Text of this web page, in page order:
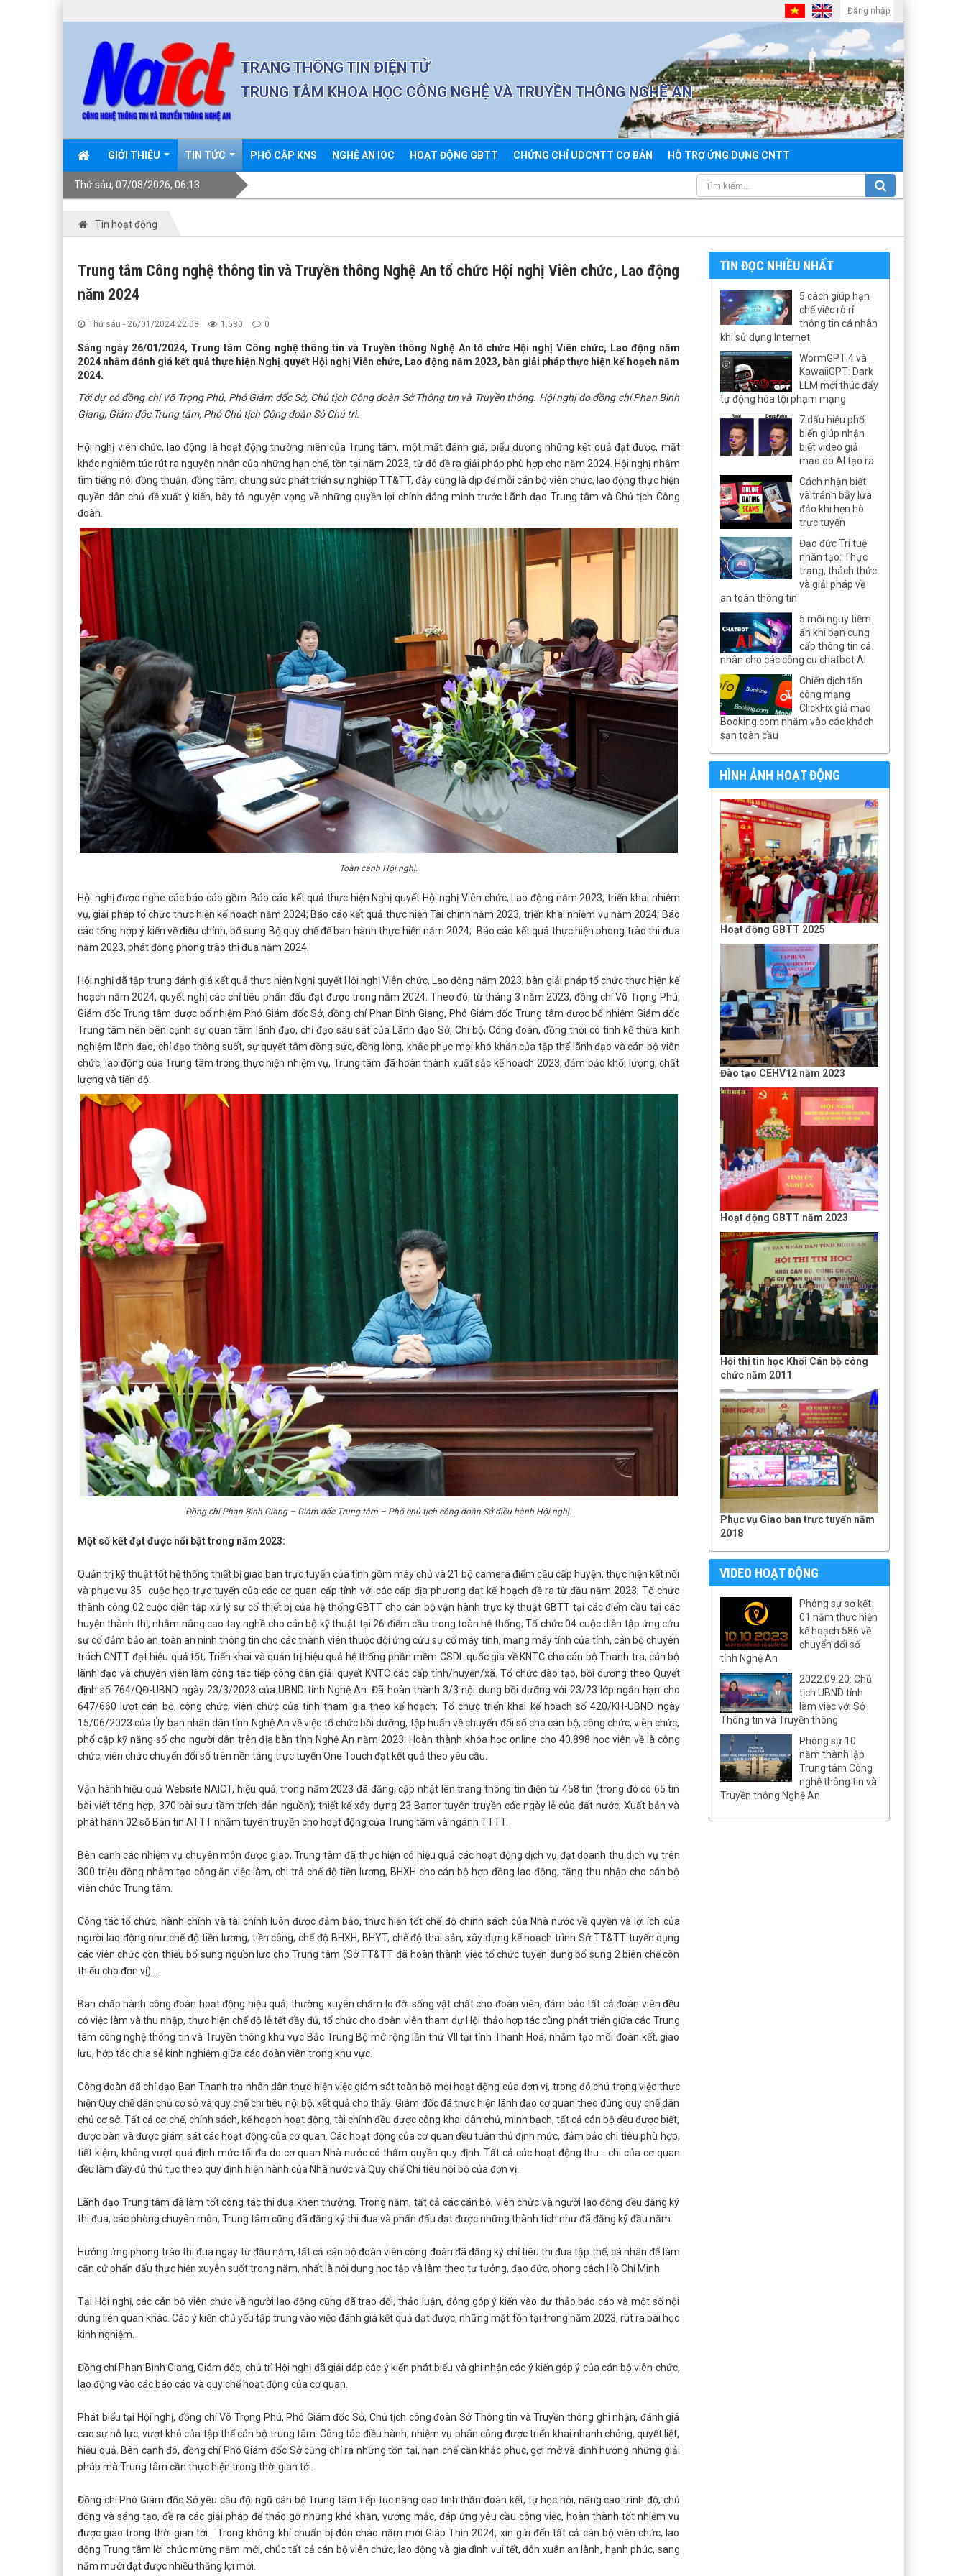
TRANG THÔNG TIN ĐIỆN TỬ
TRUNG TÂM KHOA HỌC CÔNG NGHỆ VÀ TRUYỀN THÔNG NGHỆ AN
GIỚI THIỆU TIN TỨC PHỔ CẬP KNS NGHỆ AN IOC HOẠT ĐỘNG GBTT CHỨNG CHỈ UDCNTT CƠ BẢN HỖ TRỢ ỨNG DỤNG CNTT
Thứ sáu, 07/08/2026, 06:13
Đăng nhập
Tin hoạt động
Trung tâm Công nghệ thông tin và Truyền thông Nghệ An tổ chức Hội nghị Viên chức, Lao động
năm 2024
Thứ sáu - 26/01/2024 22:08 1.580 0
Sáng ngày 26/01/2024, Trung tâm Công nghệ thông tin và Truyền thông Nghệ An tổ chức Hội nghị Viên chức, Lao động năm
2024 nhằm đánh giá kết quả thực hiện Nghị quyết Hội nghị Viên chức, Lao động năm 2023, bàn giải pháp thực hiện kế hoạch năm
2024.
Tới dự có đồng chí Võ Trọng Phú, Phó Giám đốc Sở, Chủ tịch Công đoàn Sở Thông tin và Truyền thông. Hội nghị do đồng chí Phan Bình
Giang, Giám đốc Trung tâm, Phó Chủ tịch Công đoàn Sở Chủ trì.
Hội nghị viên chức, lao động là hoạt động thường niên của Trung tâm, một mặt đánh giá, biểu dương những kết quả đạt được, mặt
khác nghiêm túc rút ra nguyên nhân của những hạn chế, tồn tại năm 2023, từ đó đề ra giải pháp phù hợp cho năm 2024. Hội nghị nhằm
tìm tiếng nói đồng thuận, đồng tâm, chung sức phát triển sự nghiệp TT&TT, đây cũng là dịp để mỗi cán bộ viên chức, lao động thực hiện
quyền dân chủ đề xuất ý kiến, bày tỏ nguyện vọng về những quyền lợi chính đáng mình trước Lãnh đạo Trung tâm và Chủ tịch Công
đoàn.
Toàn cảnh Hội nghị.
Hội nghị được nghe các báo cáo gồm: Báo cáo kết quả thực hiện Nghị quyết Hội nghị Viên chức, Lao động năm 2023, triển khai nhiệm
vụ, giải pháp tổ chức thực hiện kế hoạch năm 2024; Báo cáo kết quả thực hiện Tài chính năm 2023, triển khai nhiệm vụ năm 2024; Báo
cáo tổng hợp ý kiến về điều chỉnh, bổ sung Bộ quy chế để ban hành thực hiện năm 2024; Báo cáo kết quả thực hiện phong trào thi đua
năm 2023, phát động phong trào thi đua năm 2024.
Hội nghị đã tập trung đánh giá kết quả thực hiện Nghị quyết Hội nghị Viên chức, Lao động năm 2023, bàn giải pháp tổ chức thực hiện kế
hoạch năm 2024, quyết nghị các chỉ tiêu phấn đấu đạt được trong năm 2024. Theo đó, từ tháng 3 năm 2023, đồng chí Võ Trọng Phú,
Giám đốc Trung tâm được bổ nhiệm Phó Giám đốc Sở, đồng chí Phan Bình Giang, Phó Giám đốc Trung tâm được bổ nhiệm Giám đốc
Trung tâm nên bên cạnh sự quan tâm lãnh đạo, chỉ đạo sâu sát của Lãnh đạo Sở, Chi bộ, Công đoàn, đồng thời có tính kế thừa kinh
nghiệm lãnh đạo, chỉ đạo thông suốt, sự quyết tâm đồng sức, đồng lòng, khắc phục mọi khó khăn của tập thể lãnh đạo và cán bộ viên
chức, lao động của Trung tâm trong thực hiện nhiệm vụ, Trung tâm đã hoàn thành xuất sắc kế hoạch 2023, đảm bảo khối lượng, chất
lượng và tiến độ.
Đồng chí Phan Bình Giang – Giám đốc Trung tâm – Phó chủ tịch công đoàn Sở điều hành Hội nghị.
Một số kết đạt được nổi bật trong năm 2023:
Quản trị kỹ thuật tốt hệ thống thiết bị giao ban trực tuyến của tỉnh gồm máy chủ và 21 bộ camera điểm cầu cấp huyện, thực hiện kết nối
và phục vụ 35 cuộc họp trực tuyến của các cơ quan cấp tỉnh với các cấp địa phương đạt kế hoạch đề ra từ đầu năm 2023; Tổ chức
thành công 02 cuộc diễn tập xử lý sự cố thiết bị của hệ thống GBTT cho cán bộ vận hành trực kỹ thuật GBTT tại các điểm cầu tại các
huyện thành thị, nhằm nâng cao tay nghề cho cán bộ kỹ thuật tại 26 điểm cầu trong toàn hệ thống; Tổ chức 04 cuộc diễn tập ứng cứu
sự cố đảm bảo an toàn an ninh thông tin cho các thành viên thuộc đội ứng cứu sự cố máy tính, mạng máy tính của tỉnh, cán bộ chuyên
trách CNTT đạt hiệu quả tốt; Triển khai và quản trị hiệu quả hệ thống phần mềm CSDL quốc gia về KNTC cho cán bộ Thanh tra, cán bộ
lãnh đạo và chuyên viên làm công tác tiếp công dân giải quyết KNTC các cấp tỉnh/huyện/xã. Tổ chức đào tạo, bồi dưỡng theo Quyết
định số 764/QĐ-UBND ngày 23/3/2023 của UBND tỉnh Nghệ An: Đã hoàn thành 3/3 nội dung bồi dưỡng với 23/23 lớp ngắn hạn cho
647/660 lượt cán bộ, công chức, viên chức của tỉnh tham gia theo kế hoạch; Tổ chức triển khai kế hoạch số 420/KH-UBND ngày
15/06/2023 của Ủy ban nhân dân tỉnh Nghệ An về việc tổ chức bồi dưỡng, tập huấn về chuyển đổi số cho cán bộ, công chức, viên chức,
phổ cập kỹ năng số cho người dân trên địa bàn tỉnh Nghệ An năm 2023: Hoàn thành khóa học online cho 40.898 học viên về là công
chức, viên chức chuyển đổi số trên nền tảng trực tuyến One Touch đạt kết quả theo yêu cầu.
Vận hành hiệu quả Website NAICT, hiệu quả, trong năm 2023 đã đăng, cập nhật lên trang thông tin điện tử 458 tin (trong đó có 65 tin
bài viết tổng hợp, 370 bài sưu tầm trích dẫn nguồn); thiết kế xây dựng 23 Baner tuyên truyền các ngày lễ của đất nước; Xuất bản và
phát hành 02 số Bản tin ATTT nhằm tuyên truyền cho hoạt động của Trung tâm và ngành TTTT.
Bên cạnh các nhiệm vụ chuyên môn được giao, Trung tâm đã thực hiện có hiệu quả các hoạt động dịch vụ đạt doanh thu dịch vụ trên
300 triệu đồng nhằm tạo công ăn việc làm, chi trả chế độ tiền lương, BHXH cho cán bộ hợp đồng lao động, tăng thu nhập cho cán bộ
viên chức Trung tâm.
Công tác tổ chức, hành chính và tài chính luôn được đảm bảo, thực hiện tốt chế độ chính sách của Nhà nước về quyền và lợi ích của
người lao động như chế độ tiền lương, tiền công, chế độ BHXH, BHYT, chế độ thai sản, xây dựng kế hoạch trình Sở TT&TT tuyển dụng
các viên chức còn thiếu bổ sung nguồn lực cho Trung tâm (Sở TT&TT đã hoàn thành việc tổ chức tuyển dụng bổ sung 2 biên chế còn
thiếu cho đơn vị)….
Ban chấp hành công đoàn hoạt động hiệu quả, thường xuyên chăm lo đời sống vật chất cho đoàn viên, đảm bảo tất cả đoàn viên đều
có việc làm và thu nhập, thực hiện chế độ lễ tết đầy đủ, tổ chức cho đoàn viên tham dự Hội thảo hợp tác cùng phát triển giữa các Trung
tâm công nghệ thông tin và Truyền thông khu vực Bắc Trung Bộ mở rộng lần thứ VII tại tỉnh Thanh Hoá, nhằm tạo mối đoàn kết, giao
lưu, hớp tác chia sẻ kinh nghiệm giữa các đoàn viên trong khu vực.
Công đoàn đã chỉ đạo Ban Thanh tra nhân dân thực hiện việc giám sát toàn bộ mọi hoạt động của đơn vị, trong đó chú trọng việc thực
hiện Quy chế dân chủ cơ sở và quy chế chi tiêu nội bộ, kết quả cho thấy: Giám đốc đã thực hiện lãnh đạo cơ quan theo đúng quy chế dân
chủ cơ sở. Tất cả cơ chế, chính sách, kế hoạch hoạt động, tài chính đều được công khai dân chủ, minh bạch, tất cả cán bộ đều được biết,
được bàn và được giám sát các hoạt động của cơ quan. Các hoạt động của cơ quan đều tuân thủ định mức, đảm bảo chi tiêu phù hợp,
tiết kiệm, không vượt quá định mức tối đa do cơ quan Nhà nước có thẩm quyền quy định. Tất cả các hoạt động thu - chi của cơ quan
đều làm đầy đủ thủ tục theo quy định hiện hành của Nhà nước và Quy chế Chi tiêu nội bộ của đơn vị.
Lãnh đạo Trung tâm đã làm tốt công tác thi đua khen thưởng. Trong năm, tất cả các cán bộ, viên chức và người lao động đều đăng ký
thi đua, các phòng chuyên môn, Trung tâm cũng đã đăng ký thi đua và phấn đấu đạt được những thành tích như đã đăng ký đầu năm.
Hưởng ứng phong trào thi đua ngay từ đầu năm, tất cả cán bộ đoàn viên công đoàn đã đăng ký chỉ tiêu thi đua tập thể, cá nhân để làm
căn cứ phấn đấu thực hiện xuyên suốt trong năm, nhất là nội dung học tập và làm theo tư tưởng, đạo đức, phong cách Hồ Chí Minh.
Tại Hội nghị, các cán bộ viên chức và người lao động cũng đã trao đổi, thảo luận, đóng góp ý kiến vào dự thảo báo cáo và một số nội
dung liên quan khác. Các ý kiến chủ yếu tập trung vào việc đánh giá kết quả đạt được, những mặt tồn tại trong năm 2023, rút ra bài học
kinh nghiệm.
Đồng chí Phan Bình Giang, Giám đốc, chủ trì Hội nghị đã giải đáp các ý kiến phát biểu và ghi nhận các ý kiến góp ý của cán bộ viên chức,
lao động vào các báo cáo và quy chế hoạt động của cơ quan.
Phát biểu tại Hội nghị, đồng chí Võ Trọng Phú, Phó Giám đốc Sở, Chủ tịch công đoàn Sở Thông tin và Truyền thông ghi nhận, đánh giá
cao sự nỗ lực, vượt khó của tập thể cán bộ trung tâm. Công tác điều hành, nhiệm vụ phân công được triển khai nhanh chóng, quyết liệt,
hiệu quả. Bên cạnh đó, đồng chí Phó Giám đốc Sở cũng chỉ ra những tồn tại, hạn chế cần khắc phục, gợi mở và định hướng những giải
pháp mà Trung tâm cần thực hiện trong thời gian tới.
Đồng chí Phó Giám đốc Sở yêu cầu đội ngũ cán bộ Trung tâm tiếp tục nâng cao tinh thần đoàn kết, tự học hỏi, nâng cao trình độ, chủ
động và sáng tạo, đề ra các giải pháp để tháo gỡ những khó khăn, vướng mắc, đáp ứng yêu cầu công việc, hoàn thành tốt nhiệm vụ
được giao trong thời gian tới... Trong không khí chuẩn bị đón chào năm mới Giáp Thìn 2024, xin gửi đến tất cả cán bộ viên chức, lao
động Trung tâm lời chúc mừng năm mới, chúc tất cả cán bộ viên chức, lao động và gia đình vui tết, đón xuân an lành, hạnh phúc, sang
năm mưới đạt được nhiều thắng lợi mới.
TIN ĐỌC NHIỀU NHẤT
5 cách giúp hạn
chế việc rò rỉ
thông tin cá nhân
khi sử dụng Internet
WormGPT 4 và
KawaiiGPT: Dark
LLM mới thúc đẩy
tự động hóa tội phạm mạng
7 dấu hiệu phổ
biến giúp nhận
biết video giả
mạo do AI tạo ra
Cách nhận biết
và tránh bẫy lừa
đảo khi hẹn hò
trực tuyến
Đạo đức Trí tuệ
nhân tạo: Thực
trạng, thách thức
và giải pháp về
an toàn thông tin
5 mối nguy tiềm
ẩn khi bạn cung
cấp thông tin cá
nhân cho các công cụ chatbot AI
Chiến dịch tấn
công mạng
ClickFix giả mạo
Booking.com nhắm vào các khách
sạn toàn cầu
HÌNH ẢNH HOẠT ĐỘNG
Hoạt động GBTT 2025
Đào tạo CEHV12 năm 2023
Hoạt động GBTT năm 2023
Hội thi tin học Khối Cán bộ công
chức năm 2011
Phục vụ Giao ban trực tuyến năm
2018
VIDEO HOẠT ĐỘNG
Phóng sự sơ kết
01 năm thực hiện
kế hoạch 586 về
chuyển đổi số
tỉnh Nghệ An
2022.09.20: Chủ
tịch UBND tỉnh
làm việc với Sở
Thông tin và Truyền thông
Phóng sự 10
năm thành lập
Trung tâm Công
nghệ thông tin và
Truyền thông Nghệ An